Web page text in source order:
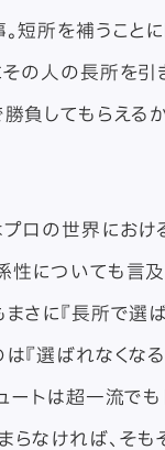
。短所を補うこと
その人の長所を引
勝負してもらえる
ロの世界におけ
性についても言及
まさに『長所で選
『選ばれなくな
ュートは超一流で
らなければ、そ